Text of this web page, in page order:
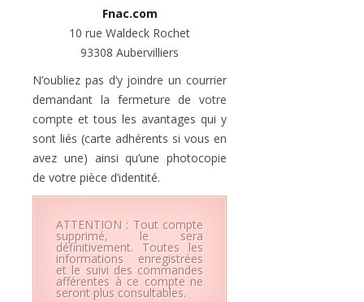
Fnac.com
10 rue Waldeck Rochet
93308 Aubervilliers
N’oubliez pas d’y joindre un courrier
demandant la fermeture de votre
compte et tous les avantages qui y
sont liés (carte adhérents si vous en
avez une) ainsi qu’une photocopie
de votre pièce d’identité.
ATTENTION : Tout compte
supprimé, le sera
définitivement. Toutes les
informations enregistrées
et le suivi des commandes
afférentes à ce compte ne
seront plus consultables.